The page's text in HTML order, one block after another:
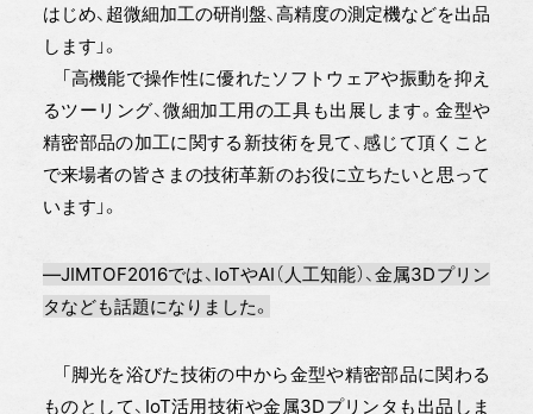
はじめ、超微細加工の研削盤、高精度の測定機などを出品
します」。
「高機能で操作性に優れたソフトウェアや振動を抑え
るツーリング、微細加工用の工具も出展します。金型や
精密部品の加工に関する新技術を見て、感じて頂くこと
で来場者の皆さまの技術革新のお役に立ちたいと思って
います」。
―JIMTOF2016では、IoTやAI（人工知能）、金属3Dプリン
タなども話題になりました。
「脚光を浴びた技術の中から金型や精密部品に関わる
ものとして、IoT活用技術や金属3Dプリンタも出品しま